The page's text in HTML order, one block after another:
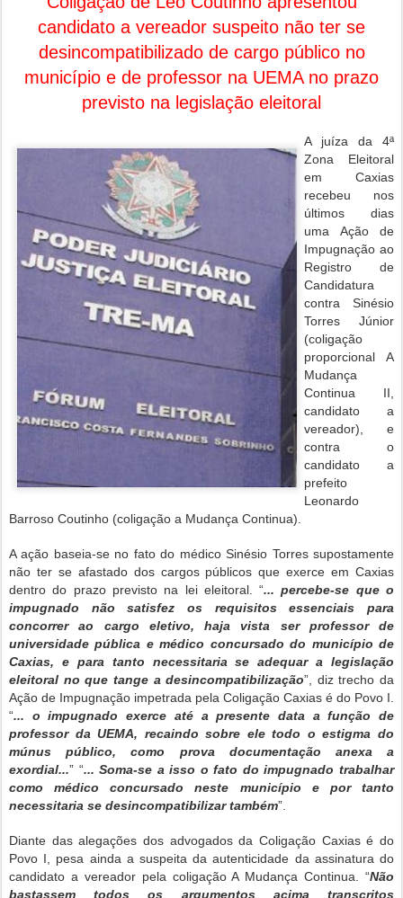
candidato a vereador suspeito não ter se
desincompatibilizado de cargo público no
município e de professor na UEMA no prazo
previsto na legislação eleitoral
A juíza da 4ª
Zona Eleitoral
em Caxias
recebeu nos
últimos dias
uma Ação de
Impugnação ao
Registro de
Candidatura
contra Sinésio
Torres Júnior
(coligação
proporcional A
Mudança
Continua II,
candidato a
vereador), e
contra o
candidato a
prefeito
Leonardo
Barroso Coutinho (coligação a Mudança Continua).
A ação baseia-se no fato do médico Sinésio Torres supostamente
não ter se afastado dos cargos públicos que exerce em Caxias
dentro do prazo previsto na lei eleitoral. “... percebe-se que o
impugnado não satisfez os requisitos essenciais para
concorrer ao cargo eletivo, haja vista ser professor de
universidade pública e médico concursado do município de
Caxias, e para tanto necessitaria se adequar a legislação
eleitoral no que tange a desincompatibilização”, diz trecho da
Ação de Impugnação impetrada pela Coligação Caxias é do Povo I.
“... o impugnado exerce até a presente data a função de
professor da UEMA, recaindo sobre ele todo o estigma do
múnus público, como prova documentação anexa a
exordial...” “... Soma-se a isso o fato do impugnado trabalhar
como médico concursado neste município e por tanto
necessitaria se desincompatibilizar também”.
Diante das alegações dos advogados da Coligação Caxias é do
Povo I, pesa ainda a suspeita da autenticidade da assinatura do
candidato a vereador pela coligação A Mudança Continua. “Não
bastassem todos os argumentos acima transcritos